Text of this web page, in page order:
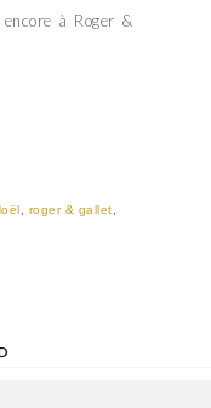
à Roger &
roger & gallet